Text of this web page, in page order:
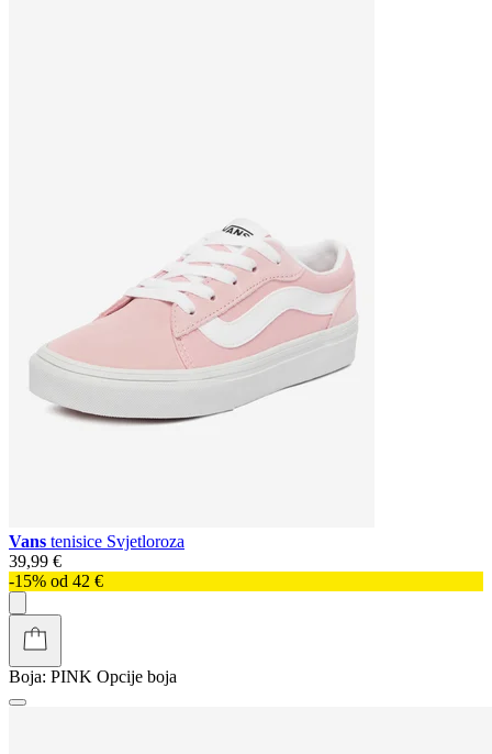
Vans tenisice Svjetloroza
39,99 €
-15% od 42 €
Boja: PINK Opcije boja